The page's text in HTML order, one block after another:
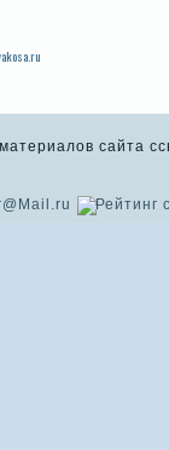
сайта